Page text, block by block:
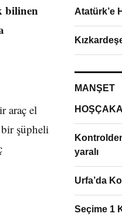
bilinen
araç el
bir şüpheli
Atatürk’e
MANŞET
yaralı
Urfa’da
Seçime 1